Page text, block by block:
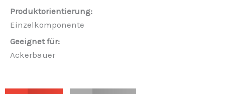
Einzelkomponente
Ackerbauer